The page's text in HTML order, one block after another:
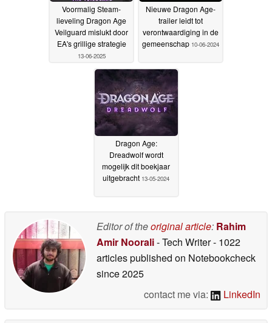
Voormalig Steam-
lieveling Dragon Age
Veilguard mislukt door
EA's grillige strategie
13-06-2025
Nieuwe Dragon Age-
trailer leidt tot
verontwaardiging in de
gemeenschap 10-06-2024
Dragon Age:
Dreadwolf wordt
mogelijk dit boekjaar
uitgebracht 13-05-2024
Editor of theoriginal article: Rahim
Amir Noorali- Tech Writer- 1022
articles published on Notebookcheck
since 2025
contact me via:
LinkedIn